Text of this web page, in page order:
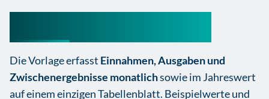
Die Vorlage erfasst Einnahmen, Ausgaben und
Zwischenergebnisse monatlichsowie im Jahreswert
auf einem einzigen Tabellenblatt. Beispielwerte und